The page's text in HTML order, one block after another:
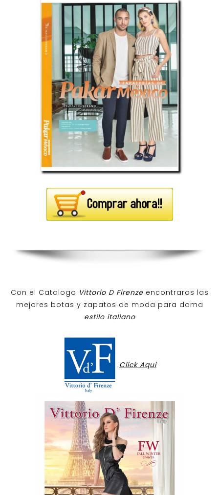
Con el Catalogo Vittorio D Firenzeencontraras las
mejores botas y zapatos de moda para dama
estilo italiano
Click Aqui